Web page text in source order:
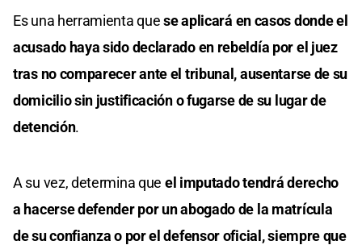
Es una herramienta quese aplicará en casos donde el
acusado haya sido declarado en rebeldía por el juez
tras no comparecer ante el tribunal, ausentarse de su
domicilio sin justificación o fugarse de su lugar de
detención.
A su vez, determina que el imputado tendrá derecho
a hacerse defender por un abogado de la matrícula
de su confianza o por el defensor oficial, siempre que